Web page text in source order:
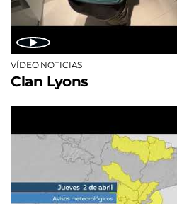
VÍDEO NOTICIAS
Clan Lyons